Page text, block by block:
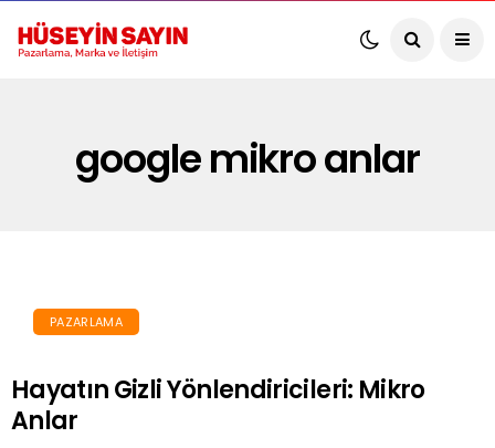
google mikro anlar
PAZARLAMA
Hayatın Gizli Yönlendiricileri: Mikro
Anlar